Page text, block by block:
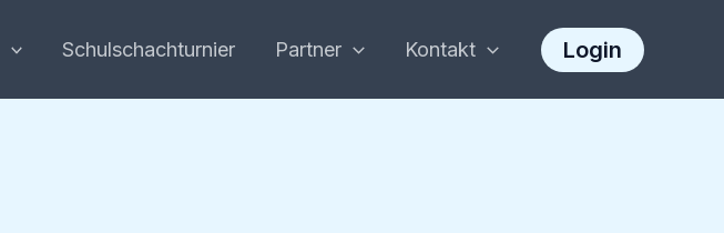
Schulschachturnier Partner Kontakt Login